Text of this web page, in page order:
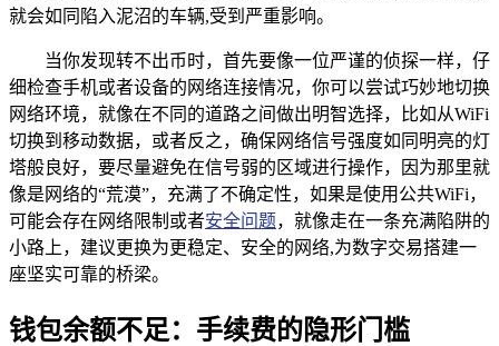
就会如同陷入泥沼的车辆,受到严重影响。
当你发现转不出币时，首先要像一位严谨的侦探一样，仔
细检查手机或者设备的网络连接情况，你可以尝试巧妙地切换
网络环境，就像在不同的道路之间做出明智选择，比如从WiFi
切换到移动数据，或者反之，确保网络信号强度如同明亮的灯
塔般良好，要尽量避免在信号弱的区域进行操作，因为那里就
像是网络的“荒漠”，充满了不确定性，如果是使用公共WiFi，
可能会存在网络限制或者安全问题，就像走在一条充满陷阱的
小路上，建议更换为更稳定、安全的网络,为数字交易搭建一
座坚实可靠的桥梁。
钱包余额不足：手续费的隐形门槛